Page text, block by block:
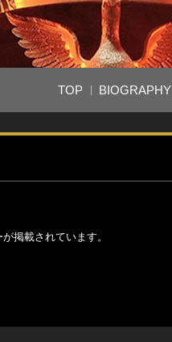
TOP BIOGRAPHY
掲載されています。